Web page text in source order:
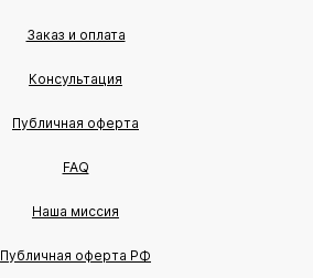
Заказ и оплата
Консультация
Публичная оферта
FAQ
Наша миссия
Публичная оферта РФ